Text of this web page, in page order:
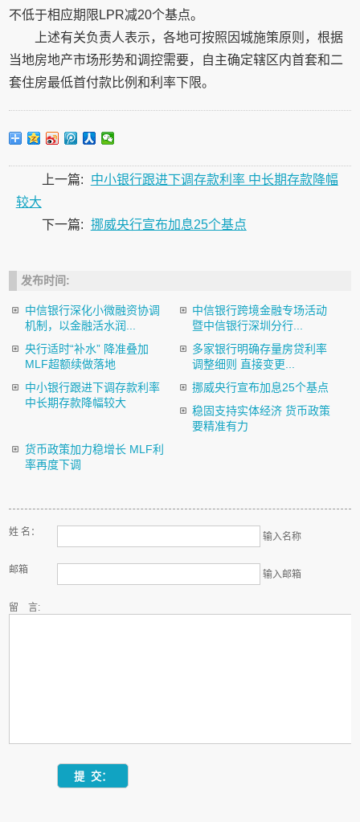
不低于相应期限LPR减20个基点。
上述有关负责人表示，各地可按照因城施策原则，根据
当地房地产市场形势和调控需要，自主确定辖区内首套和二
套住房最低首付款比例和利率下限。
上一篇:
中小银行跟进下调存款利率 中长期存款降幅
较大
下一篇: 挪威央行宣布加息25个基点
发布时间:
中信银行深化小微融资协调
机制，以金融活水润...
中信银行跨境金融专场活动
暨中信银行深圳分行...
央行适时“补水” 降准叠加
MLF超额续做落地
多家银行明确存量房贷利率
调整细则 直接变更...
中小银行跟进下调存款利率
中长期存款降幅较大
挪威央行宣布加息25个基点
稳固支持实体经济 货币政策
要精准有力
货币政策加力稳增长 MLF利
率再度下调
姓 名： 输入名称
邮箱 输入邮箱
留 言: